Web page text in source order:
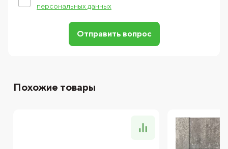
персональных данных
Отправить вопрос
Похожие товары